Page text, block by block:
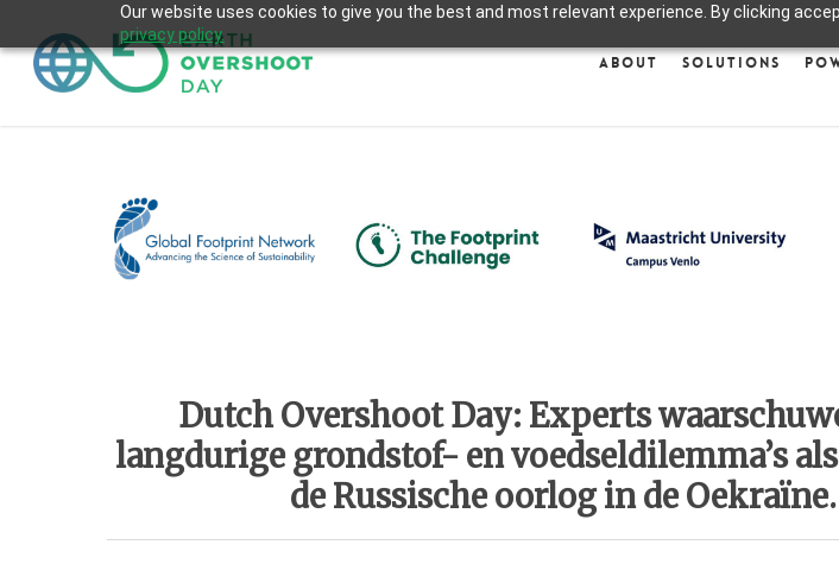
Our website uses cookies to give you the best and most relevant experience. By clicking
privacy policy.
to
main
About Solutions
Dutch Overshoot Day: Experts
langdurige grondstof- en voedseldilemma’s
de Russische oorlog in de Oekraïne.